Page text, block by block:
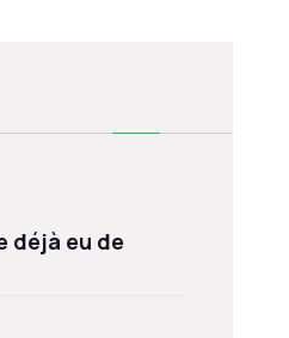
déjà eu de